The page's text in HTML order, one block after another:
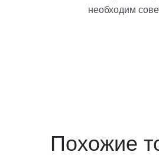
необходим
Похожие